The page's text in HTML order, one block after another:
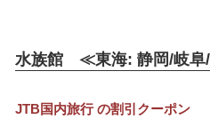
水族館 ≪東海: 静岡/岐阜
JTB国内旅行 の割引クーポン